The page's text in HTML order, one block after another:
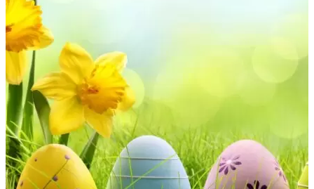
Despre instituție
Conducere
Compartimente
Organizare
Legislație
Programe și strategii